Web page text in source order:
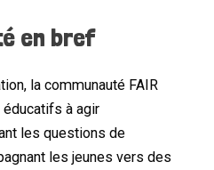
en bref
la communauté FAIR
à agir
les questions de
les jeunes vers des